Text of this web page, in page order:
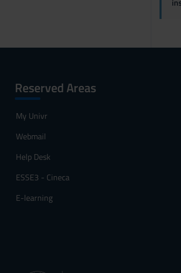
Reserved Areas
My Univr
Webmail
Help Desk
ESSE3 - Cineca
E-learning